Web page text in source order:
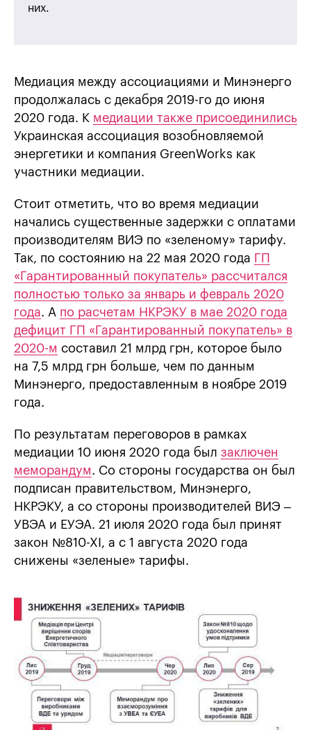
них.
Медиация между ассоциациями и Минэнерго
продолжалась с декабря 2019-го до июня
2020 года. К медиации также присоединились
Украинская ассоциация возобновляемой
энергетики и компания GreenWorks как
участники медиации.
Стоит отметить, что во время медиации
начались существенные задержки с оплатами
производителям ВИЭ по «зеленому» тарифу.
Так, по состоянию на 22 мая 2020 года ГП
«Гарантированный покупатель» рассчитался
полностью только за январь и февраль 2020
года. А по расчетам НКРЭКУ в мае 2020 года
дефицит ГП «Гарантированный покупатель» в
2020-м составил 21 млрд грн, которое было
на 7,5 млрд грн больше, чем по данным
Минэнерго, предоставленным в ноябре 2019
года.
По результатам переговоров в рамках
медиации 10 июня 2020 года был заключен
меморандум. Со стороны государства он был
подписан правительством, Минэнерго,
НКРЭКУ, а со стороны производителей ВИЭ –
УВЭА и ЕУЭА. 21 июля 2020 года был принят
закон №810-ХI, а с 1 августа 2020 года
снижены «зеленые» тарифы.